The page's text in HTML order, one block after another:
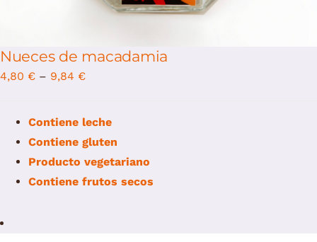
Nueces de macadamia
4,80 € – 9,84 €
Contiene leche
Contiene gluten
Producto vegetariano
Contiene frutos secos